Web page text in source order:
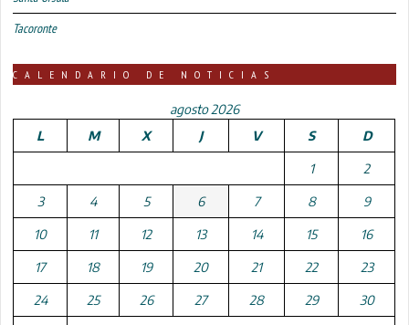
Tacoronte
CALENDARIO DE NOTICIAS
agosto 2026
L
M X J V S D
1 2
3 4 5 6 7 8 9
10 11 12 13 14 15 16
17 18 19 20 21 22 23
24 25 26 27 28 29 30